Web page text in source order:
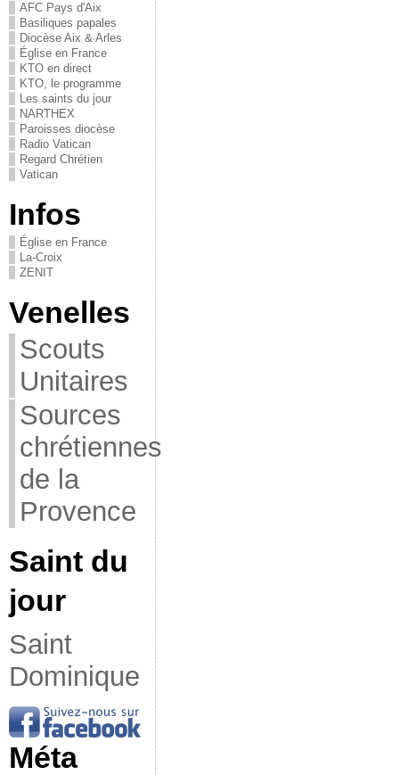
AFC Pays d'Aix
Basiliques papales
Diocèse Aix & Arles
Église en France
KTO en direct
KTO, le programme
Les saints du jour
NARTHEX
Paroisses diocèse
Radio Vatican
Regard Chrétien
Vatican
Infos
Église en France
La-Croix
ZENIT
Venelles
Scouts
Unitaires
Sources
chrétiennes
de la
Provence
Saint du
jour
Saint
Dominique
Méta